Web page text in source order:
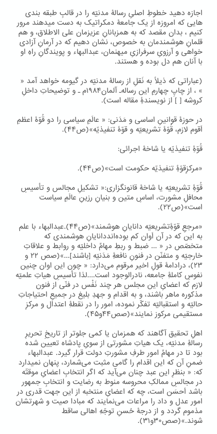
اجازه دهید خطوطِ اصلیِ رسالۀ مدنیّه را در قالبِ طبقه بندی
هایی که امروزه از یک جامعۀ دمکراتیک به دست میدهند مرور
کنیم ، بدان مقصد که به همزبانانِ عزیزمان علی الاطلاق، و هم
قلمانِ هوشمندمان به خصوص، نشان دهیم که در آرمانِ آزادی
خواهی و آرزویِ سرفرازیِ میهنمان، عبدالبهاء و پویندگانِ راهِ او
با آنان هم دل بوده و هستند.
(عباراتی که ذیلاً به نَقلِ از رسالۀ مدنیّه در گیومه خواهد آمد «
» ، از چاپِ چهارمِ این رساله۔ آلمان۱۹۸۴م ۔ و توضیحاتِ داخلِ
کروشه [ ] از نویسندۀِ مقاله است).
در حوزۀ قوانینِ اساسی و مَدَنی: « عالَمِ سیاسی را دو قُوّۀ اعظمِ
اَقوم لازم، قُوّۀ تشریعیّه و قوّۀ تنفیذیّه»(ص۴۴).
قُوّۀِ تنفیذیّه یا شاخۀ اجرائی:
«مرکزِقوّۀِ تنفیذیّه حکومت است»(ص۴۴).
قُوّۀِ تشریعیّه یا شاخۀ قانونگزاری:« تشکیلِ مجالس و تأسیسِ
محافلِ مشورت، اساسِ متین و بنیانِ رزینِ عالَمِ سیاست
است»(ص۲۲).
«مرجعِ قوّۀِتشریعیّه دانایانِ هوشمند»(ص۴۴).عبدالبهاء با علم
به این که در آن اَوان کم بوده‌انددانایانِ هوشمندی که
متخصّص در « ... ضبط و ربطِ مهامِّ داخلیّه و روابط و علاقاتِ
خارجیّه و متفنّن در فنونِ نافعۀِ مَدَنیّه [باشند]...»(صص ۲۲ و
۲۳)، درادامۀ قولِ اخیر مرقوم می‌دارد: « چون این اوان چنین
نفوسِ کاملۀِ جامعه، نادرالوجود است....لذا تأسیسِ هیاتِ علمیّه
لازم که اعضایِ این مجلس هر چند نَفْس در فنّی از فنون
مذکوره ماهر باشند، و به اقدام و جهدِ بلیغ در جمیعِ احتیاجاتِ
حالیّه و استقبالیّه تفکّر نموده، امور را در نقطۀِ اعتدال و مرکزِ
مستقیمی مرکوز نمایند»(صص۴۴و۴۵).
اهلِ تحقیق آگاهند که همزمان یا کمی جلوتر از تاریخِ تحریرِ
رسالۀِ مدنیّه، یک هیاتِ مشورتی از سویِ پادشاه تعیین شده
بود تا در مهامِّ امور طرفِ مشورتِ دولت قرار گیرد. عبدالبهاء
ضمنِ آن که این اقدام را گامی مثبت می‌شمارد، پنهان نمیدارد
که: « بنظرِ این عبد چنان می‌آید که اگر انتخابِ اعضایِ موقتّه
در مجالسِ ممالکِ محروسه منوط به رضایت و انتخابِ جمهور
باشد اَحسَن است، چه که اعضایِ منتخبه از این جهت قدری در
امور عدل و داد را مراعات می‌نمایند که مبادا صیت و شهرتشان
مذموم گردد و از درجۀ حُسنِ توجّهِ اهالی ساقط
شوند.»(صص۳۰و۳۱).